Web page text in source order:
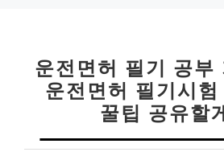
운전면허 필기 공부
운전면허 필기시
꿀팁 공유할